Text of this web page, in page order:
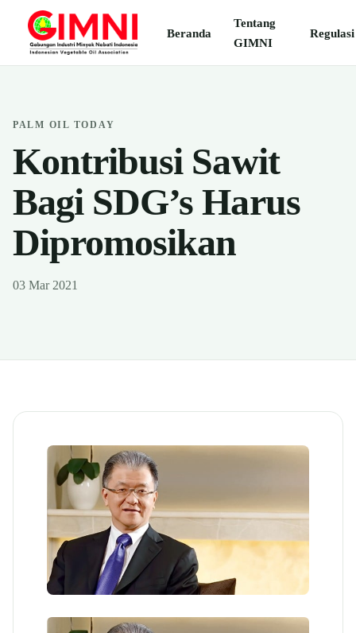
Beranda
Tentang
GIMNI
Regulasi
PALM OIL TODAY
Kontribusi Sawit
Bagi SDG’s Harus
Dipromosikan
03 Mar 2021